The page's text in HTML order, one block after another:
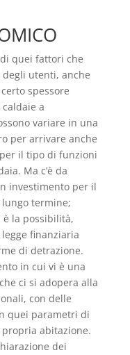
quei fattori che
utenti, anche
spessore
a
variare in una
per arrivare anche
il tipo di funzioni
Ma c’è da
investimento per il
termine;
la possibilità,
finanziaria
di detrazione.
in cui vi è una
ci si adopera alla
con delle
quei parametri di
abitazione.
dei